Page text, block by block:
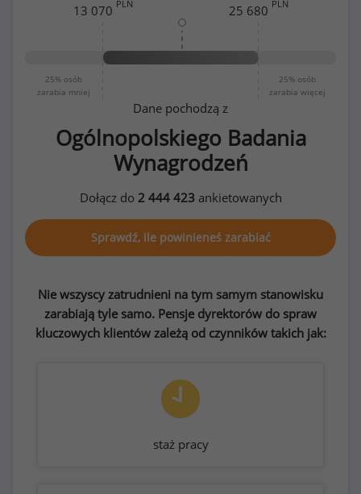
25% osób
zarabia mniej
25% osób
zarabia więcej
13 070 PLN 25 680 PLN
Dane pochodzą z
Ogólnopolskiego Badania
Wynagrodzeń
Dołącz do 2 444 423ankietowanych
Sprawdź, ile powinieneś zarabiać
Nie wszyscy zatrudnieni na tym samym stanowisku
zarabiają tyle samo. Pensje dyrektorów do spraw
kluczowych klientów zależą od czynników takich jak:
staż pracy